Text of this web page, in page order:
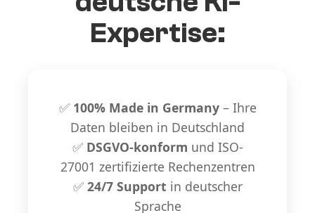
Expertise:
✅ 100% Made in Germany– Ihre
Daten bleiben in Deutschland
✅ DSGVO-konform und ISO-
27001 zertifizierte Rechenzentren
✅ 24/7 Support in deutscher
Sprache